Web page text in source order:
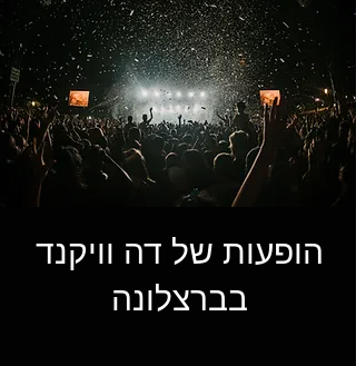
הופעות של דה וויקנד
בברצלונה